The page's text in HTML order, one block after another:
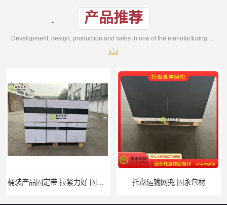
产品推荐
托盘运输网兜 固永包材 托盘打包绑带 固永包材